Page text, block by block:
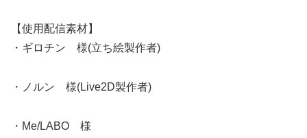
【使用配信素材】
・ギロチン 様(立ち絵製作者)
・ノルン 様(Live2D製作者)
・Me/LABO 様